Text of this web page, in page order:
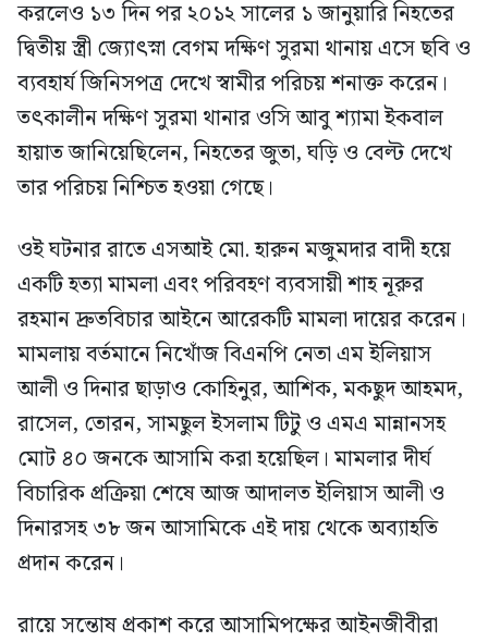
করলেও ১৩ দিন পর ২০১২ সালের ১ জানুয়ারি নিহতের
দ্বিতীয় স্ত্রী জ্যোৎস্না বেগম দক্ষিণ সুরমা থানায় এসে ছবি ও
ব্যবহার্য জিনিসপত্র দেখে স্বামীর পরিচয় শনাক্ত করেন।
তৎকালীন দক্ষিণ সুরমা থানার ওসি আবু শ্যামা ইকবাল
হায়াত জানিয়েছিলেন, নিহতের জুতা, ঘড়ি ও বেল্ট দেখে
তার পরিচয় নিশ্চিত হওয়া গেছে।
ওই ঘটনার রাতে এসআই মো. হারুন মজুমদার বাদী হয়ে
একটি হত্যা মামলা এবং পরিবহণ ব্যবসায়ী শাহ নূরুর
রহমান দ্রুতবিচার আইনে আরেকটি মামলা দায়ের করেন।
মামলায় বর্তমানে নিখোঁজ বিএনপি নেতা এম ইলিয়াস
আলী ও দিনার ছাড়াও কোহিনুর, আশিক, মকছুদ আহমদ,
রাসেল, তোরন, সামছুল ইসলাম টিটু ও এমএ মান্নানসহ
মোট ৪০ জনকে আসামি করা হয়েছিল। মামলার দীর্ঘ
বিচারিক প্রক্রিয়া শেষে আজ আদালত ইলিয়াস আলী ও
দিনারসহ ৩৮ জন আসামিকে এই দায় থেকে অব্যাহতি
প্রদান করেন।
রায়ে সন্তোষ প্রকাশ করে আসামিপক্ষের আইনজীবীরা